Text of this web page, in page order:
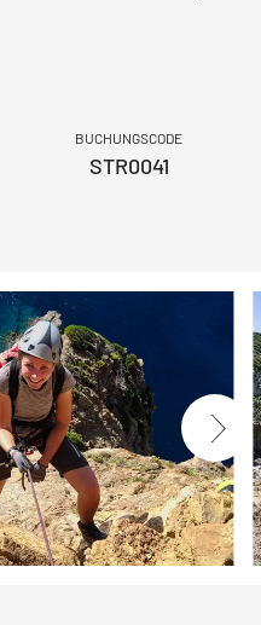
BUCHUNGSCODE
STR0041